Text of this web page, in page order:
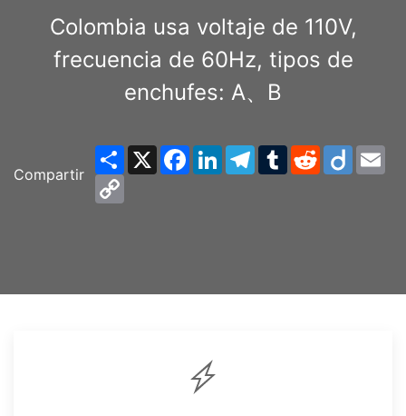
Colombia usa voltaje de 110V,
frecuencia de 60Hz, tipos de
enchufes: A、B
Compartir
ShareX Facebook
LinkedInTelegram
TumblrRedditDiigo